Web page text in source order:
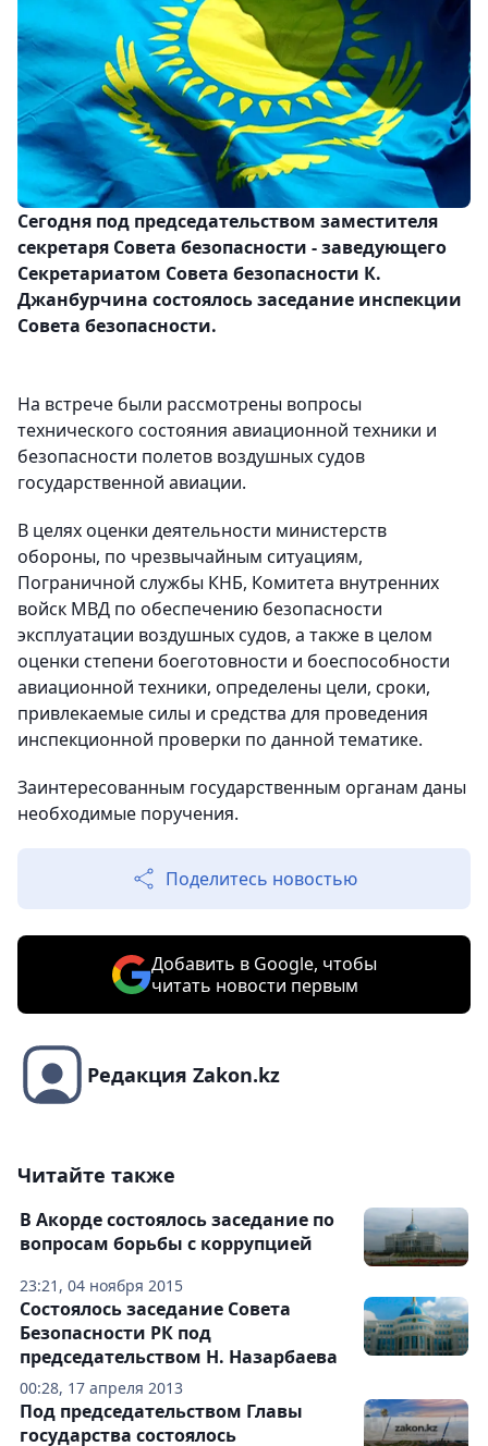
Сегодня под председательством заместителя
секретаря Совета безопасности - заведующего
Секретариатом Совета безопасности К.
Джанбурчина состоялось заседание инспекции
Совета безопасности.
На встрече были рассмотрены вопросы
технического состояния авиационной техники и
безопасности полетов воздушных судов
государственной авиации.
В целях оценки деятельности министерств
обороны, по чрезвычайным ситуациям,
Пограничной службы КНБ, Комитета внутренних
войск МВД по обеспечению безопасности
эксплуатации воздушных судов, а также в целом
оценки степени боеготовности и боеспособности
авиационной техники, определены цели, сроки,
привлекаемые силы и средства для проведения
инспекционной проверки по данной тематике.
Заинтересованным государственным органам даны
необходимые поручения.
Поделитесь новостью
Добавить в Google, чтобы
читать новости первым
Редакция Zakon.kz
Читайте также
23:21, 04 ноября 2015
В Акорде состоялось заседание по
вопросам борьбы с коррупцией
00:28, 17 апреля 2013
Состоялось заседание Совета
Безопасности РК под
председательством Н. Назарбаева
Под председательством Главы
государства состоялось